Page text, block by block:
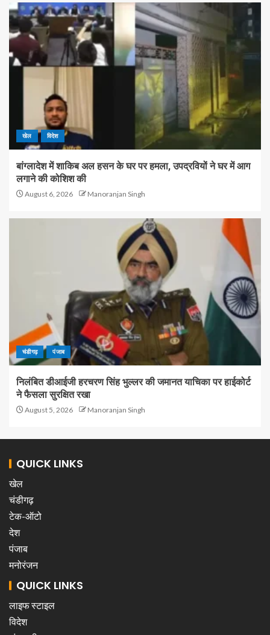
खेल विदेश
बांग्लादेश में शाकिब अल हसन के घर पर हमला, उपद्रवियों ने घर में आग
लगाने की कोशिश की
August 6, 2026 Manoranjan Singh
चंडीगढ़ पंजाब
निलंबित डीआईजी हरचरण सिंह भुल्लर की जमानत याचिका पर हाईकोर्ट
ने फैसला सुरक्षित रखा
August 5, 2026 Manoranjan Singh
QUICK LINKS
खेल
चंडीगढ़
टेक-ऑटो
देश
पंजाब
मनोरंजन
QUICK LINKS
लाइफ स्टाइल
विदेश